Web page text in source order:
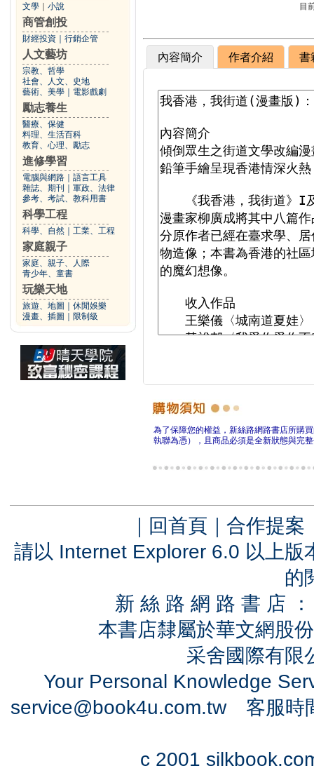
文學 小說
商管創投
財經投資 行銷企管
人文藝坊
宗教、哲學
社會、人文、史地
藝術、美學
電影戲劇
勵志養生
醫療、保健
料理、生活百科
教育、心理、勵志
進修學習
電腦與網路
語言工具
雜誌、期刊
軍政、法律
參考、考試、教科用書
科學工程
科學、自然 工業、工程
家庭親子
家庭、親子、人際
青少年、童書
玩樂天地
旅遊、地圖
休閒娛樂
漫畫、插圖
限制級
目
內容簡介 作者介紹 書
為了保障您的權益，新絲路網路書店所購
執聯為憑），且商品必須是全新狀態與完
｜ 回首頁 ｜ 合作提案
請以 Internet Explorer 6.0 以上
的
新 絲 路 網 路 書 店
本書店隸屬於華文網股
采舍國際有
Your Personal Knowledge
service@book4u.com.tw客服時
c 2001